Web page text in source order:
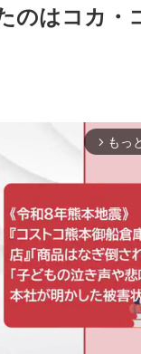
のはコカ・
arrow_forward_ios もっ